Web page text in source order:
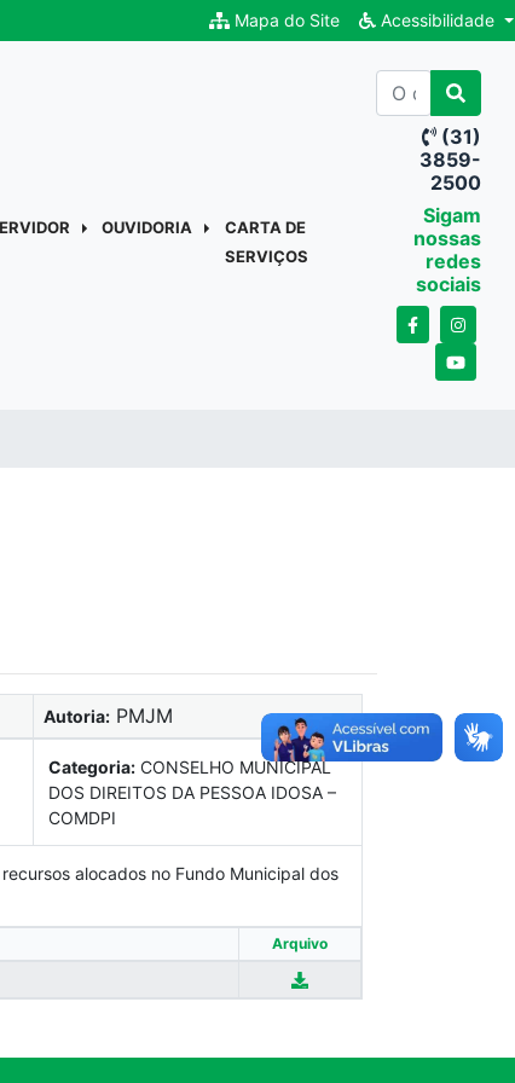
Mapa do Site Acessibilidade
OUVIDORIA
CARTA DE
SERVIÇOS
(31)
3859-
2500
Sigam
nossas
redes
sociais
Autoria: PMJM
Categoria: CONSELHO MUNICIPAL
DOS DIREITOS DA PESSOA IDOSA –
COMDPI
alocados no Fundo Municipal dos
Arquivo